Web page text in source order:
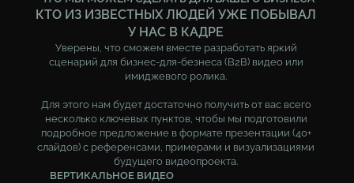
КТО ИЗ ИЗВЕСТНЫХ ЛЮДЕЙ УЖЕ ПОБЫВАЛ
У НАС В КАДРЕ
Уверены, что сможем вместе разработать яркий
сценарий для бизнес-для-безнеса (B2B) видео или
имиджевого ролика.
Для этого нам будет достаточно получить от вас всего
несколько ключевых пунктов, чтобы мы подготовили
подробное предложение в формате презентации (40+
слайдов) с референсами, примерами и визуализациями
будущего видеопроекта.
ВЕРТИКАЛЬНОЕ ВИДЕО